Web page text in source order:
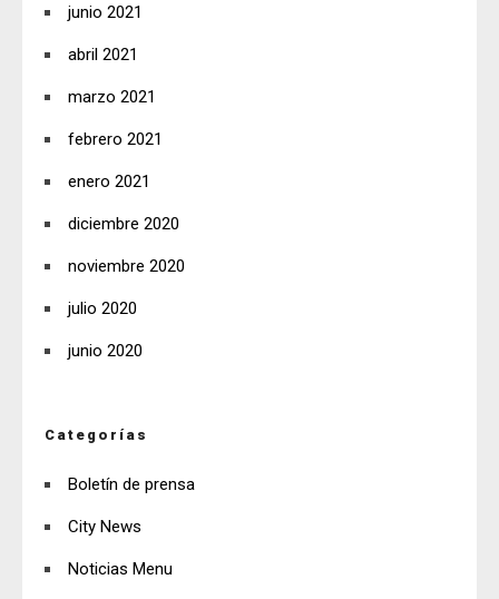
junio 2021
abril 2021
marzo 2021
febrero 2021
enero 2021
diciembre 2020
noviembre 2020
julio 2020
junio 2020
Categorías
Boletín de prensa
City News
Noticias Menu